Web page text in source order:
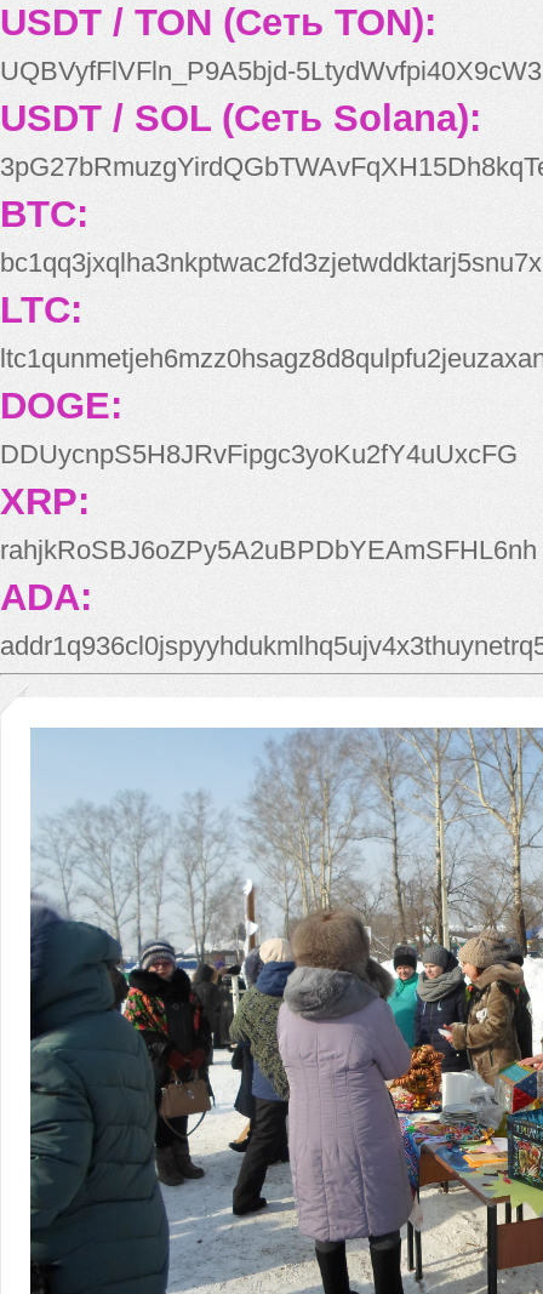
USDT / TON (Сеть TON):
UQBVyfFlVFln_P9A5bjd-
USDT / SOL (Сеть Solana):
BTC:
bc1qq3jxqlha3nkptwac2fd3zjetwddktarj5snu7x
LTC:
DOGE:
DDUycnpS5H8JRvFipgc3yoKu2fY4uUxcFG
XRP:
rahjkRoSBJ6oZPy5A2uBPDbYEAmSFHL6nh
ADA: